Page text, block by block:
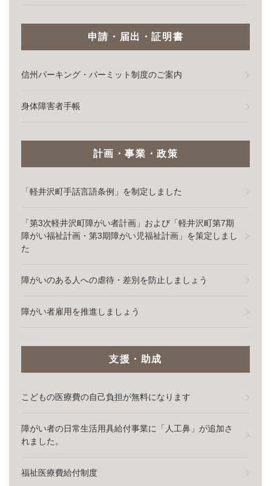
申請・届出・証明書
信州パーキング・パーミット制度のご案内
身体障害者手帳
計画・事業・政策
「軽井沢町手話言語条例」を制定しました
「第3次軽井沢町障がい者計画」および「軽井沢町第7期
障がい福祉計画・第3期障がい児福祉計画」を策定しまし
た
障がいのある人への虐待・差別を防止しましょう
障がい者雇用を推進しましょう
支援・助成
こどもの医療費の自己負担が無料になります
障がい者の日常生活用具給付事業に「人工鼻」が追加さ
れました。
福祉医療費給付制度